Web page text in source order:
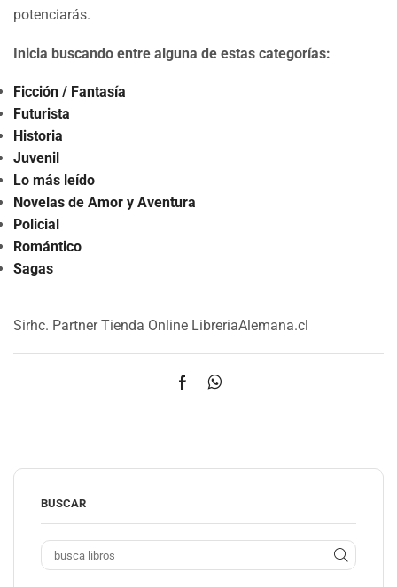
potenciarás.
Inicia buscando entre alguna de estas categorías:
Ficción / Fantasía
Futurista
Historia
Juvenil
Lo más leído
Novelas de Amor y Aventura
Policial
Romántico
Sagas
Sirhc. Partner Tienda Online LibreriaAlemana.cl
BUSCAR